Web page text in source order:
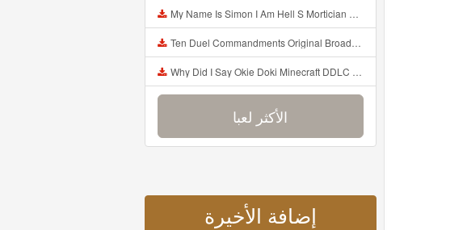
My Name Is Simon I Am Hell S Mortician And I Am Going To Kill God Creepypasta Mp3
Ten Duel Commandments Original Broadway Cast Of Hamilton Lyrics Mp3
Why Did I Say Okie Doki Minecraft DDLC Animated Music Video Song By The Stupendium Mp3
الأكثر لعبا
إضافة الأخيرة